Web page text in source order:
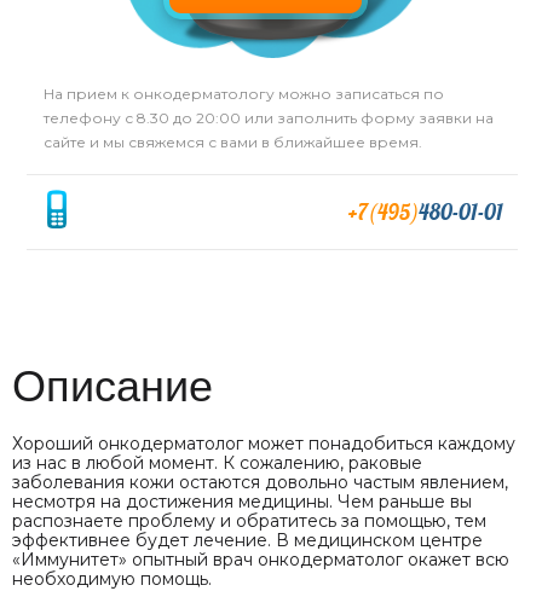
Описание
Хороший онкодерматолог может понадобиться каждому
из нас в любой момент. К сожалению, раковые
заболевания кожи остаются довольно частым явлением,
несмотря на достижения медицины. Чем раньше вы
распознаете проблему и обратитесь за помощью, тем
эффективнее будет лечение. В медицинском центре
«Иммунитет» опытный врач онкодерматолог окажет всю
необходимую помощь.
На прием к онкодерматологу можно записаться по
телефону с 8.30 до 20:00 или заполнить форму заявки на
сайте и мы свяжемся с вами в ближайшее время.
+7(495)480-01-01